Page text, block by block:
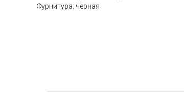
Фурнитура: черная